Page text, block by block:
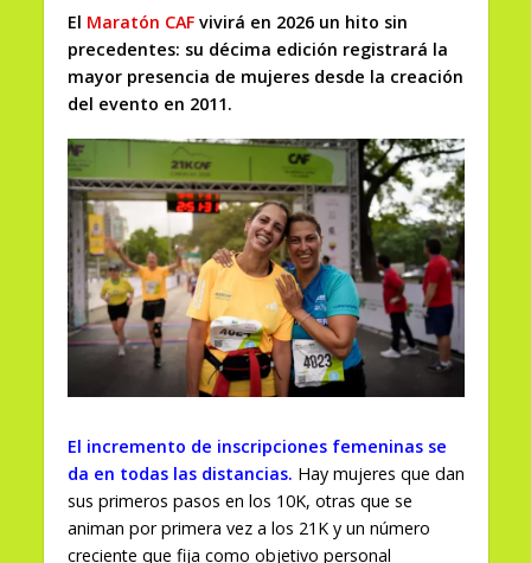
El Maratón CAFvivirá en 2026 un hito sin
precedentes: su décima edición registrará la
mayor presencia de mujeres desde la creación
del evento en 2011.
El incremento de inscripciones femeninas se
da en todas las distancias. Hay mujeres que dan
sus primeros pasos en los 10K, otras que se
animan por primera vez a los 21K y un número
creciente que fija como objetivo personal